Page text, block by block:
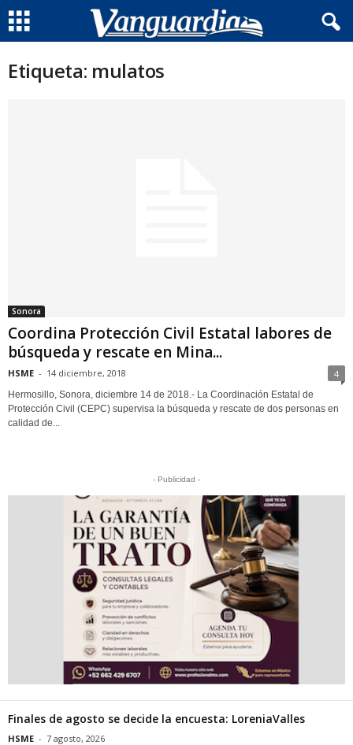
Etiqueta: mulatos
Sonora
Coordina Protección Civil Estatal labores de
búsqueda y rescate en Mina...
HSME - 14 diciembre, 2018 4
Hermosillo, Sonora, diciembre 14 de 2018.- La Coordinación Estatal de
Protección Civil (CEPC) supervisa la búsqueda y rescate de dos personas en
calidad de...
- Publicidad -
Finales de agosto se decide la encuesta: LoreniaValles
HSME - 7 agosto, 2026